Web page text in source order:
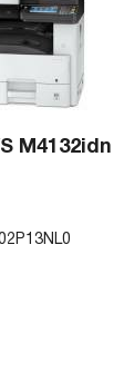
M4132idn